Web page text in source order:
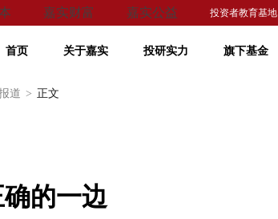
嘉实财富 嘉实公益 投资者教育基地
首页 关于嘉实 投研实力 旗下基金
道 > 正文
的一边